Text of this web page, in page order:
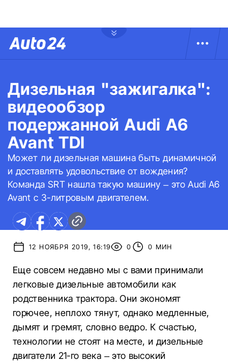
Дизельная "зажигалка":
видеообзор
подержанной Audi A6
Avant TDI
Может ли дизельная машина быть динамичной
и доставлять удовольствие от вождения?
Команда SRT нашла такую машину – это Audi A6
Avant с 3-литровым двигателем.
12 НОЯБРЯ 2019, 16:19 0 0 МИН
Еще совсем недавно мы с вами принимали
легковые дизельные автомобили как
родственника трактора. Они экономят
горючее, неплохо тянут, однако медленные,
дымят и гремят, словно ведро. К счастью,
технологии не стоят на месте, и дизельные
двигатели 21-го века – это высокий